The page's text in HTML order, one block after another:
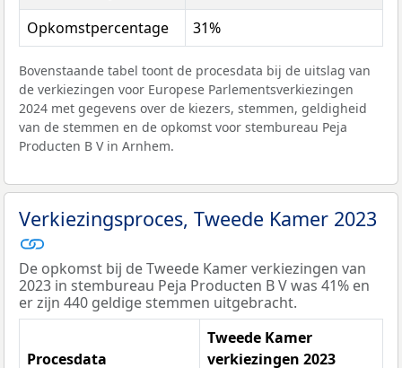
Opkomstpercentage 31%
Bovenstaande tabel toont de procesdata bij de uitslag van
de verkiezingen voor Europese Parlementsverkiezingen
2024 met gegevens over de kiezers, stemmen, geldigheid
van de stemmen en de opkomst voor stembureau Peja
Producten B V in Arnhem.
Verkiezingsproces, Tweede Kamer 2023
De opkomst bij de Tweede Kamer verkiezingen van
2023 in stembureau Peja Producten B V was 41% en
er zijn 440 geldige stemmen uitgebracht.
Procesdata
Tweede Kamer
verkiezingen 2023